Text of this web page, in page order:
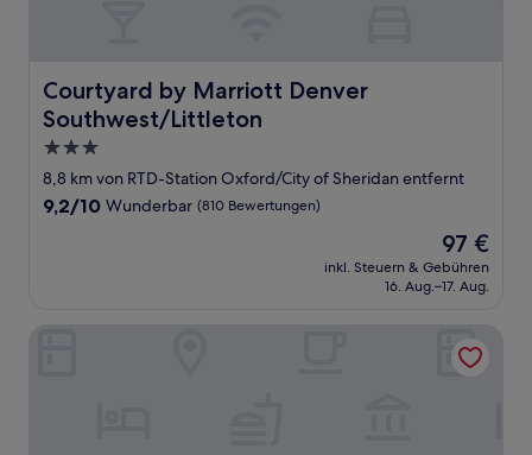
Courtyard by Marriott Denver
Southwest/Littleton
Courtyard by Marriott Denver Southwest/Littleton
3.0-
Sterne-
Unterkunft
8,8 km von RTD-Station Oxford/City of Sheridan entfernt
9.2
9,2/10 Wunderbar (810 Bewertungen)
Der
Preis
beträgt
97 €
inkl. Steuern & Gebühren
16. Aug.–17. Aug.
Staybridge Suites Denver South - Highlands Ranch by IHG